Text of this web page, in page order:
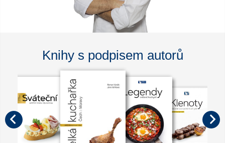
Knihy s podpisem autorů